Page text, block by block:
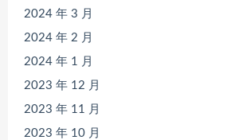
2024 年 3 月
2024 年 2 月
2024 年 1 月
2023 年 12 月
2023 年 11 月
2023 年 10 月